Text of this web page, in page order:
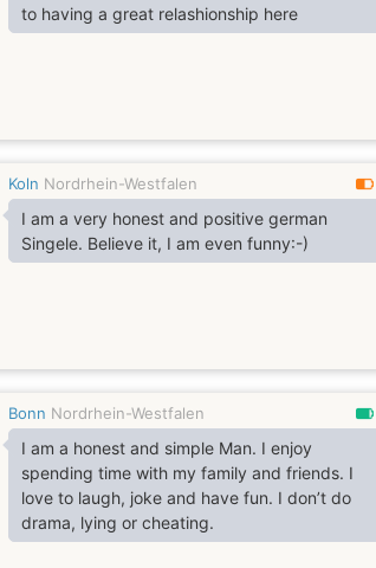
to having a great relashionship here
Koln Nordrhein-Westfalen
I am a very honest and positive german
Singele. Believe it, I am even funny:-)
Bonn Nordrhein-Westfalen
I am a honest and simple Man. I enjoy
spending time with my family and friends. I
love to laugh, joke and have fun. I don’t do
drama, lying or cheating.